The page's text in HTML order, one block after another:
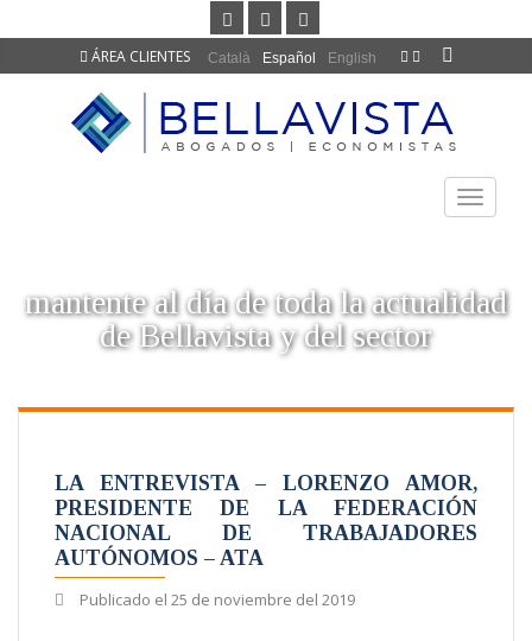
Català Español English
ÁREA CLIENTES
TOGGLE
mantente al día de toda la actualidad
de Bellavista y del sector
LA ENTREVISTA – LORENZO AMOR,
PRESIDENTE DE LA FEDERACIÓN
NACIONAL DE TRABAJADORES
AUTÓNOMOS – ATA
Publicado el 25 de noviembre del 2019